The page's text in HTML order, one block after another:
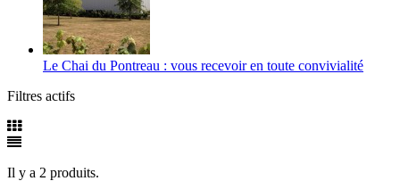
Le Chai du Pontreau : vous recevoir en toute convivialité
Filtres actifs
Il y a 2 produits.